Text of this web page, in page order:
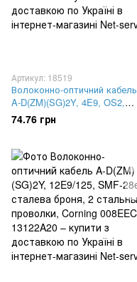
Артикул: 18519
Волоконно-оптичний кабель
A-D(ZM)(SG)2Y, 4E9, OS2,
монотуб, сталева броня, 2
стальные проволки, Corning
74.76 грн